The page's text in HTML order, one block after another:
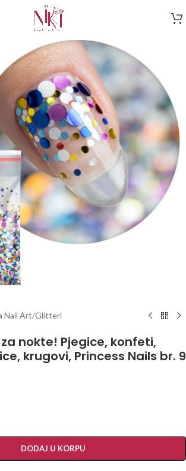
Nail Art/Glitteri
nokte! Pjegice, konfeti,
krugovi, Princess Nails br. 9
DODAJ U KORPU